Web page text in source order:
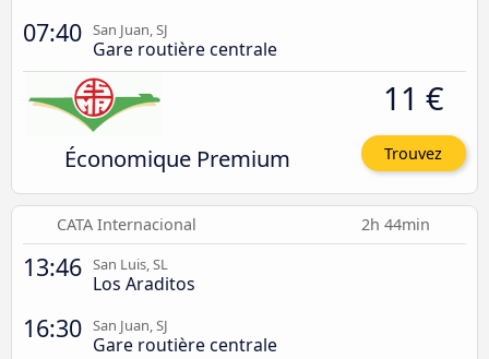
07:40 San Juan, SJ
Gare routière centrale
Économique Premium
11 €
Trouvez
CATA Internacional 2h 44min
13:46 San Luis, SL
Los Araditos
16:30 San Juan, SJ
Gare routière centrale